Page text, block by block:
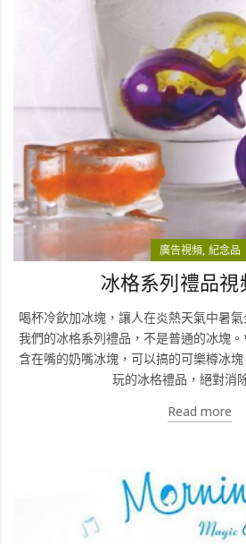
廣告視頻 紀念品
冰格系列禮品視
喝杯冷飲加冰塊，讓人在炎熱天氣中暑
我們的冰格系列禮品，不是普通的冰塊
含在嘴的奶嘴冰塊，可以搞的可樂樽冰
玩的冰格禮品，絕對消
Read more